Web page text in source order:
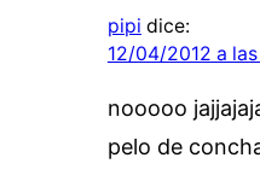
pipi dice:
12/04/2012 a
nooooo
pelo de